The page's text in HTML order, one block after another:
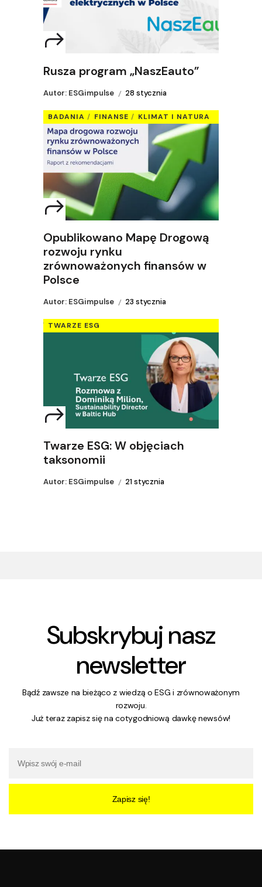
Rusza program „NaszEauto”
Autor: ESGimpulse 28 stycznia
BADANIA FINANSE KLIMAT I NATURA
Opublikowano Mapę Drogową
rozwoju rynku
zrównoważonych finansów w
Polsce
Autor: ESGimpulse 23 stycznia
TWARZE ESG
Twarze ESG: W objęciach
taksonomii
Autor: ESGimpulse 21 stycznia
Subskrybuj nasz
newsletter
Bądź zawsze na bieżąco z wiedzą o ESG i zrównoważonym
rozwoju.
Już teraz zapisz się na cotygodniową dawkę newsów!
Zapisz się!